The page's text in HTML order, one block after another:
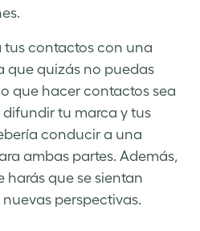
tus contactos con una
que quizás no puedas
que hacer contactos sea
tu marca y tus
conducir a una
ambas partes. Además,
que se sientan
perspectivas.